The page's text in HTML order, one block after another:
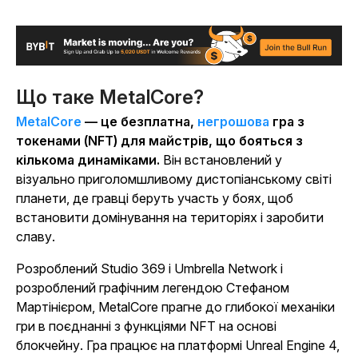
Що таке MetalCore?
MetalCore — це безплатна, негрошова гра з
токенами (NFT) для майстрів, що бояться з
кількома динаміками. Він встановлений у
візуально приголомшливому дистопіанському світі
планети, де гравці беруть участь у боях, щоб
встановити домінування на територіях і заробити
славу.
Розроблений Studio 369 і Umbrella Network і
розроблений графічним легендою Стефаном
Мартінієром, MetalCore прагне до глибокої механіки
гри в поєднанні з функціями NFT на основі
блокчейну. Гра працює на платформі Unreal Engine 4,